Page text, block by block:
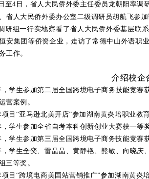
至4日，省人大民侨外委主任委员龙朝阳率
省人大民侨外委办公室二级调研员胡航飞参
研组一行实地察看了省人大民侨外委基层
安集团等侨资企业，走访了常德中山外语职
工作。
介绍校企
，学生参加第二届全国跨境电子商务技能竞
营案例。
项目“亚马逊北美开店”参加湖南黄炎培职业教
，学生参加全省自考本科创新创业大赛获一等奖
，学生参加第三届全国跨境电子商务技能竞赛
，学生全奕、雷晶晶、黄静艳、熊敏、向晓
三等奖。
项目“跨境电商美国站营销推广”参加湖南黄炎